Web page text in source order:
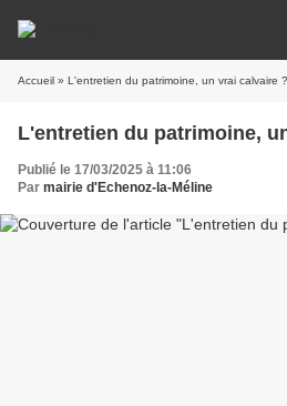
Accueil » L'entretien du patrimoine, un vrai calvaire ?
L'entretien du patrimoine,
Publié le 17/03/2025 à 11:06
Par mairie d'Echenoz-la-Méline